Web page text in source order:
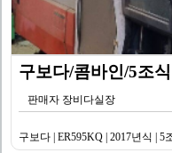
구보다/콤바인/5조
판매자 장비다실장
구보다 | ER595KQ | 2017년식 | 5